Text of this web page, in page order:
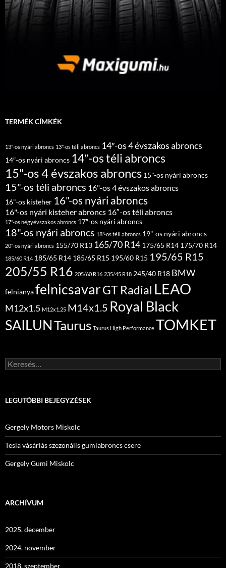
TERMÉK CÍMKÉK
13"-os nyári abroncs 13"-os téli abroncs 14″-os 4 évszakos abroncs
14″-os nyári abroncs 14″-os téli abroncs
15"-os 4 évszakos abroncs 15"-os nyári abroncs
15"-os téli abroncs 16"-os 4 évszakos abroncs
16"-os kisteher 16"-os nyári abroncs
16"-os nyári kisteher abroncs 16″-os téli abroncs
17"-os négyévszakos abroncs 17″-os nyári abroncs
18"-os nyári abroncs 18"-os téli abroncs 19"-os nyári abroncs
20"-os nyári abroncs 155/70 R13 165/70 R14 175/65 R14 175/70 R14
185/60 R14 185/65 R14 185/65 R15 195/60 R15 195/65 R15
205/55 R16 205/60 R16 235/45 R18 245/40 R18 BMW
felnianyafelnicsavarGT Radial LEAO
M12x1.5 M12x1.25 M14x1.5 Royal Black
SAILUNTaurus Taurus High Performance TOMKET
Keresés:
LEGUTÓBBI BEJEGYZÉSEK
Gergely Motors Miskolc
Tesla vásárlás szezonális gumiabroncs csere
Gergely Gumi Miskolc
ARCHÍVUM
2025. december
2024. november
2018. szeptember